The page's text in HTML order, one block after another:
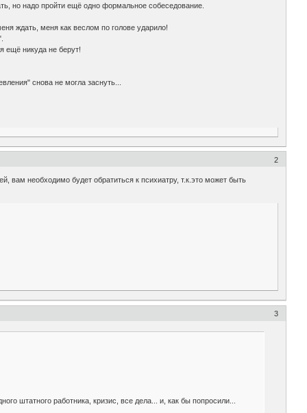
но надо пройти ещё одно формальное собеседование.
ждать, меня как веслом по голове ударило!
ещё никуда не берут!
снова не могла заснуть...
2
вам необходимо будет обратиться к психиатру, т.к.это может быть
3
штатного работника, кризис, все дела... и, как бы попросили...